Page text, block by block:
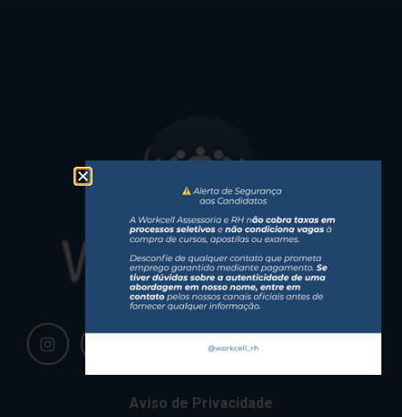
Aviso de Privacidade